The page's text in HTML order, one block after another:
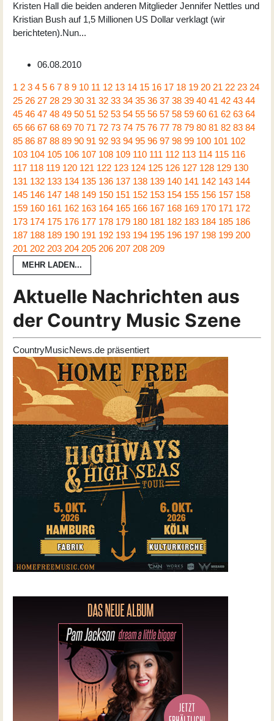
Kristen Hall die beiden anderen Mitglieder Jennifer Nettles und
Kristian Bush auf 1,5 Millionen US Dollar verklagt (wir
berichteten).Nun...
06.08.2010
1 2 3 4 5 6 7 8 9 10 11 12 13 14 15 16 17 18 19 20 21 22 23 24
25 26 27 28 29 30 31 32 33 34 35 36 37 38 39 40 41 42 43 44
45 46 47 48 49 50 51 52 53 54 55 56 57 58 59 60 61 62 63 64
65 66 67 68 69 70 71 72 73 74 75 76 77 78 79 80 81 82 83 84
85 86 87 88 89 90 91 92 93 94 95 96 97 98 99 100 101 102
103 104 105 106 107 108 109 110 111 112 113 114 115 116
117 118 119 120 121 122 123 124 125 126 127 128 129 130
131 132 133 134 135 136 137 138 139 140 141 142 143 144
145 146 147 148 149 150 151 152 153 154 155 156 157 158
159 160 161 162 163 164 165 166 167 168 169 170 171 172
173 174 175 176 177 178 179 180 181 182 183 184 185 186
187 188 189 190 191 192 193 194 195 196 197 198 199 200
201 202 203 204 205 206 207 208 209
MEHR LADEN...
Aktuelle Nachrichten aus
der Country Music Szene
CountryMusicNews.de präsentiert